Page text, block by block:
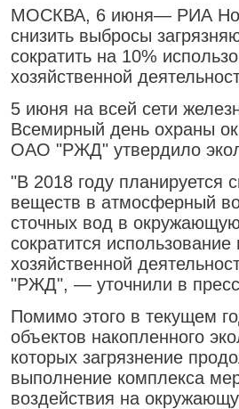
МОСКВА, 6 июня— РИА
снизить выбросы
сократить на 10%
хозяйственной
5 июня на всей сети
Всемирный день охраны
ОАО "РЖД" утвердило
"В 2018 году планируется
веществ в атмосферный
сточных вод в
сократится
хозяйственной
"РЖД", — уточнили в
Помимо этого в текущем
объектов накопленного
которых загрязнение
выполнение комплекса
воздействия на